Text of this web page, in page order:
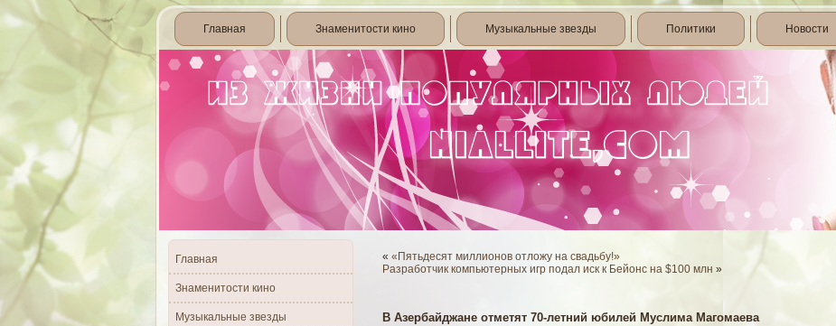
Главная Знаменитости кино Музыкальные звезды Политики Новости
Главная
Знаменитости кино
Музыкальные звезды
« «Пятьдесят миллионов отложу на свадьбу!»
Разработчик компьютерных игр подал иск к Бейонс на $100 млн »
В Азербайджане отметят 70-летний юбилей Муслима Магомаева